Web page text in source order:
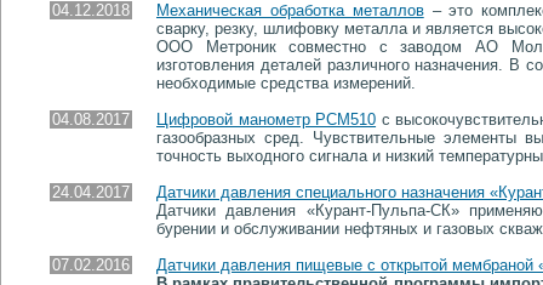
04.12.2018 Механическая обработка металлов– это
сварку, резку, шлифовку металла и является
ООО Метроник совместно с заводом АО
изготовления деталей различного назначения. В
необходимые средства измерений.
04.08.2017
Цифровой манометр PCM510 с
газообразных сред. Чувствительные элементы
точность выходного сигнала и низкий
24.04.2017
Датчики давления специального назначения
Датчики давления «Курант-Пульпа-СК»
бурении и обслуживании нефтяных и газовых
07.02.2016
Датчики давления пищевые с открытой